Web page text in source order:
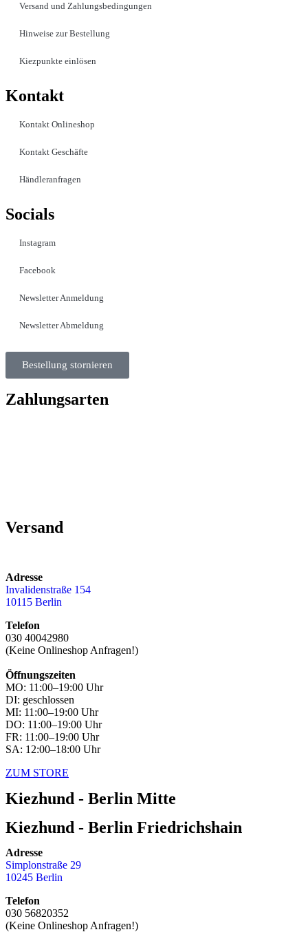
Versand und Zahlungsbedingungen
Hinweise zur Bestellung
Kiezpunkte einlösen
Kontakt​
Kontakt Onlineshop
Kontakt Geschäfte
Händleranfragen
Socials
Instagram
Facebook
Newsletter Anmeldung
Newsletter Abmeldung
Bestellung stornieren
Zahlungsarten
Versand
Adresse
Invalidenstraße 154
10115 Berlin
Telefon
030 40042980
(Keine Onlineshop Anfragen!)
Öffnungszeiten
MO: 11:00–19:00 Uhr
DI: geschlossen
MI: 11:00–19:00 Uhr
DO: 11:00–19:00 Uhr
FR: 11:00–19:00 Uhr
SA: 12:00–18:00 Uhr
ZUM STORE
Kiezhund - Berlin Mitte
Kiezhund - Berlin Friedrichshain
Adresse
Simplonstraße 29
10245 Berlin
Telefon
030 56820352
(Keine Onlineshop Anfragen!)